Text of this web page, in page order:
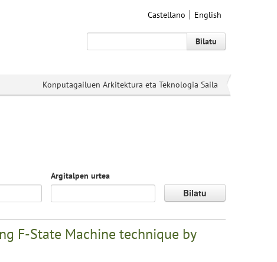
Castellano English
Bilatu
Konputagailuen Arkitektura eta Teknologia Saila
Argitalpen urtea
Bilatu
F-State Machine technique by